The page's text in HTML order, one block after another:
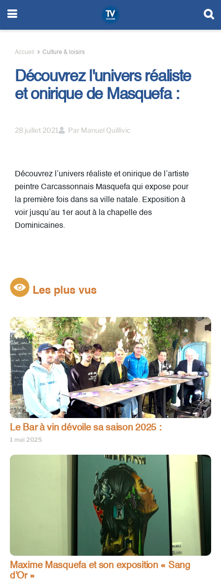
Accueil Culture & loisirs
Découvrez l'univers réaliste
et onirique de Masquefa :
28 juillet 2021 Par Manuel Quillivic
Découvrez l’univers réaliste et onirique de l’artiste
peintre Carcassonnais Masquefa qui expose pour
la première fois dans sa ville natale. Exposition à
voir jusqu’au 1er aout à la chapelle des
Dominicaines.
Les plus vus
Le Bar à vin dévoile sa saison 2025 :
1 mai 2025
Maxime Masquefa et son exposition « Sang
d’Or »